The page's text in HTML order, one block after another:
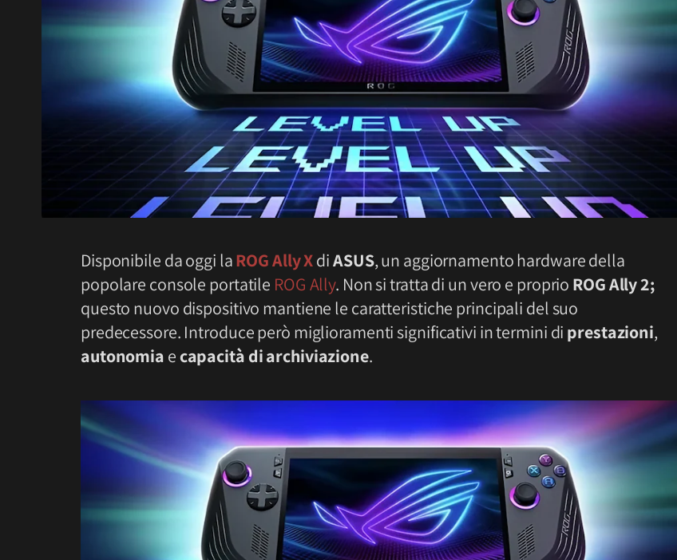
Disponibile da oggi laROG Ally XdiASUS, un aggiornamento hardware della
popolare console portatile ROG Ally. Non si tratta di un vero e proprio ROG Ally 2;
questo nuovo dispositivo mantiene le caratteristiche principali del suo
predecessore. Introduce però miglioramenti significativi in termini di prestazioni,
autonomia ecapacità di archiviazione.